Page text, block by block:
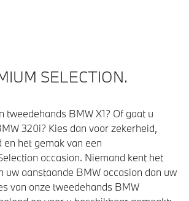
onderstel
transmissie
SELECTION.
tweedehands BMW X1? Of gaat u
320i? Kies dan voor zekerheid,
het gemak van een
occasion. Niemand kent het
uw aanstaande BMW occasion dan uw
van onze tweedehands BMW